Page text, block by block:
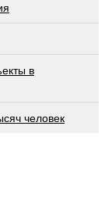
в
человек